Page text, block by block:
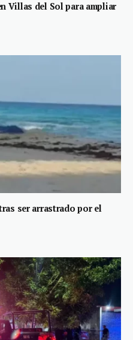
Villas del Sol para ampliar
ser arrastrado por el